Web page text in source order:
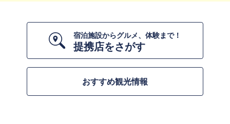
宿泊施設からグルメ、体験まで！
提携店をさがす
おすすめ観光情報